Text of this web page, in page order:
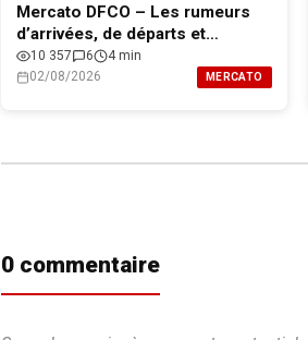
Mercato DFCO – Les rumeurs
d’arrivées, de départs et
l’effectif professionnel de Dijon
pour 2026-2027
10 357 6
4 min
02/08/2026
MERCATO
0 commentaire